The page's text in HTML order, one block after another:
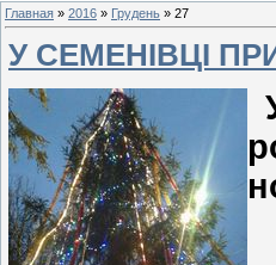
Главная » 2016 » Грудень » 27
У СЕМЕНІВЦІ